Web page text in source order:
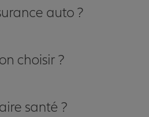
auto ?
choisir ?
santé ?